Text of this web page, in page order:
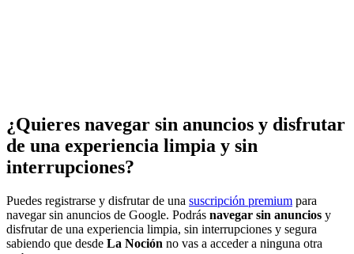
¿Quieres navegar sin anuncios y disfrutar
de una experiencia limpia y sin
interrupciones?
Puedes registrarse y disfrutar de una suscripción premium para
navegar sin anuncios de Google. Podrás navegar sin anuncios y
disfrutar de una experiencia limpia, sin interrupciones y segura
sabiendo que desde La Noción no vas a acceder a ninguna otra